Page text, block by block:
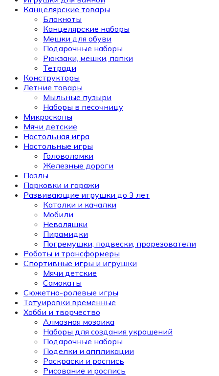
Канцелярские товары
Блокноты
Канцелярские наборы
Мешки для обуви
Подарочные наборы
Рюкзаки, мешки, папки
Тетради
Конструкторы
Летние товары
Мыльные пузыри
Наборы в песочницу
Микроскопы
Мячи детские
Настольная игра
Настольные игры
Головоломки
Железные дороги
Пазлы
Парковки и гаражи
Развивающие игрушки до 3 лет
Каталки и качалки
Мобили
Неваляшки
Пирамидки
Погремушки, подвески, прорезователи
Роботы и трансформеры
Спортивные игры и игрушки
Мячи детские
Самокаты
Сюжетно-ролевые игры
Татуировки временные
Хобби и творчество
Алмазная мозаика
Наборы для создания украшений
Подарочные наборы
Поделки и аппликации
Раскраски и роспись
Рисование и роспись